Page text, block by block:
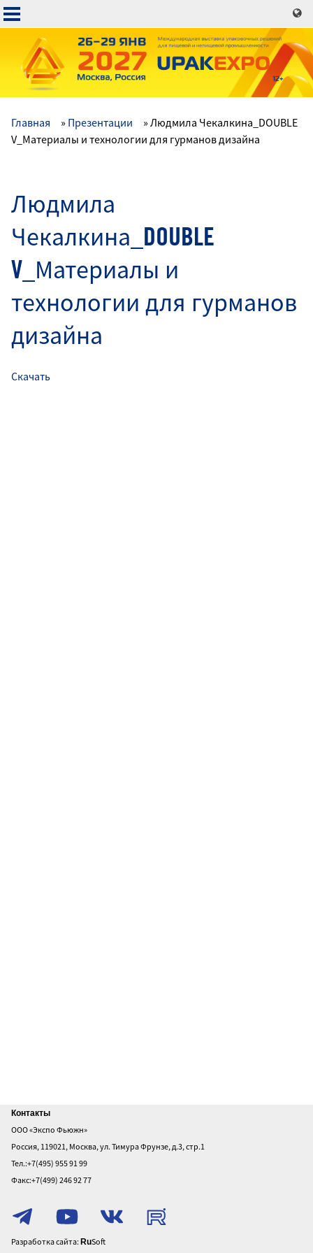
Перейти
к
основному
содержанию
Основная
Главная Презентации
Людмила Чекалкина_DOUBLE
V_Материалы и технологии для гурманов дизайна
Людмила
Чекалкина_DOUBLE
V_Материалы и
технологии для гурманов
дизайна
Скачать
Главная
О
выставке
Посетителям
Участникам
конфиденциальности
Контакты
ООО «Экспо Фьюжн»
Россия, 119021, Москва, ул. Тимура Фрунзе, д.3, стр.1
Тел.:+7(495) 955 91 99
Факс:+7(499) 246 92 77
Разработка сайта: RuSoft